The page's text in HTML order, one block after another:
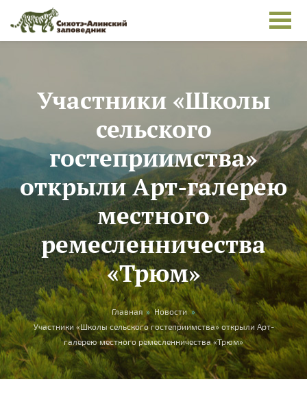
Skip to main content
Участники «Школы
сельского
гостеприимства»
открыли Арт-галерею
местного
ремесленничества
«Трюм»
You are here
Главная » Новости »
Участники «Школы сельского гостеприимства» открыли Арт-
галерею местного ремесленничества «Трюм»